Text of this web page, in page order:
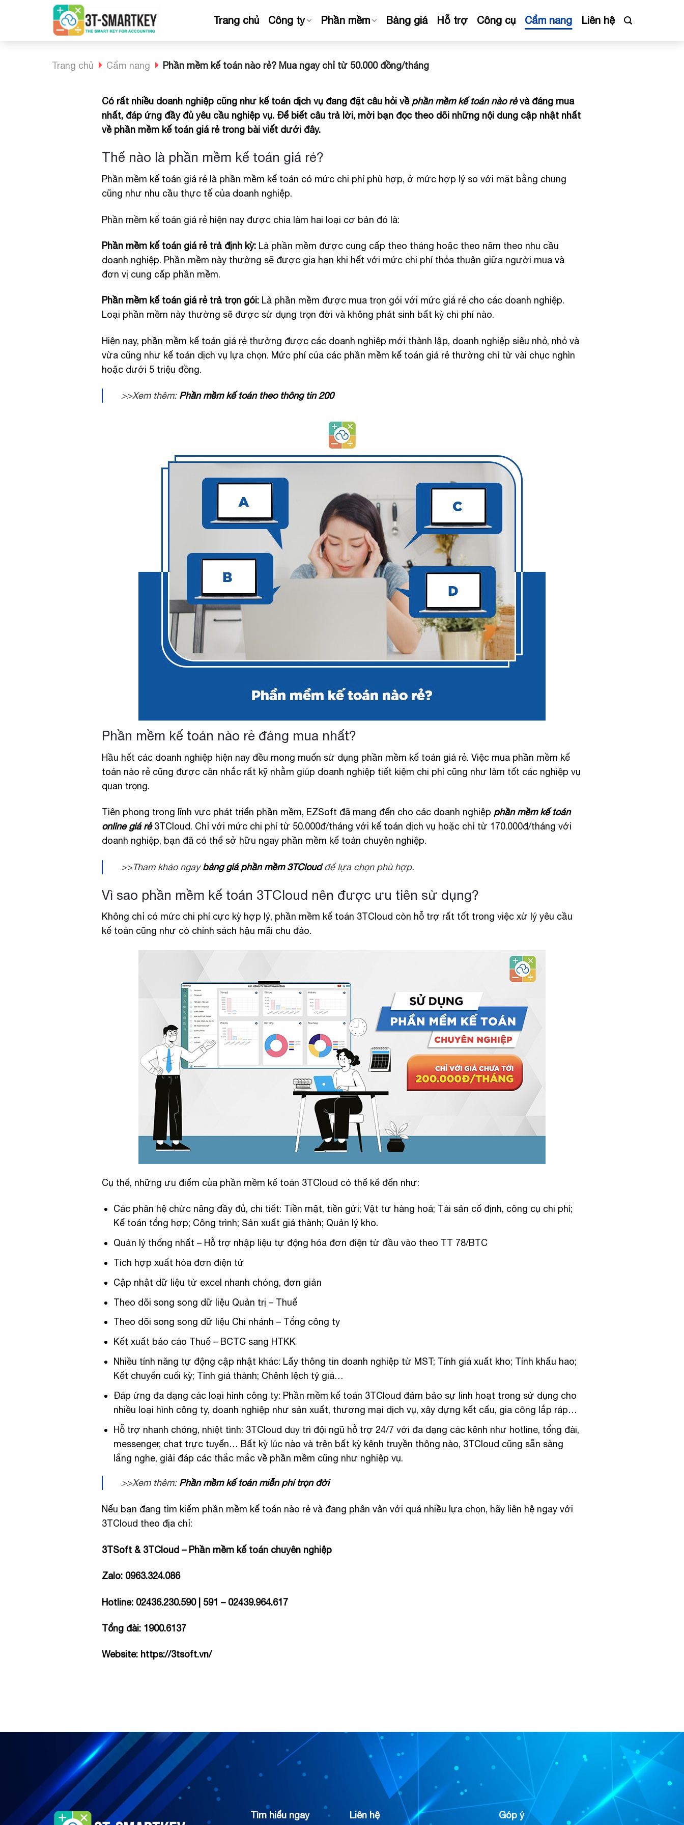
dung
Trang chủ Công ty Phần mềm Bảng giá Hỗ trợ Công cụ Cẩm nang Liên hệ
Trang chủ Cẩm nang Phần mềm kế toán nào rẻ? Mua ngay chỉ từ 50.000 đồng/tháng
Có rất nhiều doanh nghiệp cũng như kế toán dịch vụ đang đặt câu hỏi về phần mềm kế toán nào rẻvà đáng mua
nhất, đáp ứng đầy đủ yêu cầu nghiệp vụ. Để biết câu trả lời, mời bạn đọc theo dõi những nội dung cập nhật nhất
về phần mềm kế toán giá rẻ trong bài viết dưới đây.
Thế nào là phần mềm kế toán giá rẻ?
Phần mềm kế toán giá rẻ là phần mềm kế toán có mức chi phí phù hợp, ở mức hợp lý so với mặt bằng chung
cũng như nhu cầu thực tế của doanh nghiệp.
Phần mềm kế toán giá rẻ hiện nay được chia làm hai loại cơ bản đó là:
Phần mềm kế toán giá rẻ trả định kỳ:Là phần mềm được cung cấp theo tháng hoặc theo năm theo nhu cầu
doanh nghiệp. Phần mềm này thường sẽ được gia hạn khi hết với mức chi phí thỏa thuận giữa người mua và
đơn vị cung cấp phần mềm.
Phần mềm kế toán giá rẻ trả trọn gói:Là phần mềm được mua trọn gói với mức giá rẻ cho các doanh nghiệp.
Loại phần mềm này thường sẽ được sử dụng trọn đời và không phát sinh bất kỳ chi phí nào.
Hiện nay, phần mềm kế toán giá rẻ thường được các doanh nghiệp mới thành lập, doanh nghiệp siêu nhỏ, nhỏ và
vừa cũng như kế toán dịch vụ lựa chọn. Mức phí của các phần mềm kế toán giá rẻ thường chỉ từ vài chục nghìn
hoặc dưới 5 triệu đồng.
>>Xem thêm: Phần mềm kế toán theo thông tin 200
Phần mềm kế toán nào rẻ đáng mua nhất?
Hầu hết các doanh nghiệp hiện nay đều mong muốn sử dụng phần mềm kế toán giá rẻ. Việc mua phần mềm kế
toán nào rẻ cũng được cân nhắc rất kỹ nhằm giúp doanh nghiệp tiết kiệm chi phí cũng như làm tốt các nghiệp vụ
quan trọng.
Tiên phong trong lĩnh vực phát triển phần mềm, EZSoft đã mang đến cho các doanh nghiệp phần mềm kế toán
online giá rẻ3TCloud. Chỉ với mức chi phí từ 50.000đ/tháng với kế toán dịch vụ hoặc chỉ từ 170.000đ/tháng với
doanh nghiệp, bạn đã có thể sở hữu ngay phần mềm kế toán chuyên nghiệp.
>>Tham khảo ngaybảng giá phần mềm 3TCloudđể lựa chọn phù hợp.
Vì sao phần mềm kế toán 3TCloud nên được ưu tiên sử dụng?
Không chỉ có mức chi phí cực kỳ hợp lý, phần mềm kế toán 3TCloud còn hỗ trợ rất tốt trong việc xử lý yêu cầu
kế toán cũng như có chính sách hậu mãi chu đáo.
Cụ thể, những ưu điểm của phần mềm kế toán 3TCloud có thể kể đến như:
Các phân hệ chức năng đầy đủ, chi tiết: Tiền mặt, tiền gửi; Vật tư hàng hoá; Tài sản cố định, công cụ chi phí;
Kế toán tổng hợp; Công trình; Sản xuất giá thành; Quản lý kho.
Quản lý thống nhất – Hỗ trợ nhập liệu tự động hóa đơn điện tử đầu vào theo TT 78/BTC
Tích hợp xuất hóa đơn điện tử
Cập nhật dữ liệu từ excel nhanh chóng, đơn giản
Theo dõi song song dữ liệu Quản trị – Thuế
Theo dõi song song dữ liệu Chi nhánh – Tổng công ty
Kết xuất báo cáo Thuế – BCTC sang HTKK
Nhiều tính năng tự động cập nhật khác: Lấy thông tin doanh nghiệp từ MST; Tính giá xuất kho; Tính khấu hao;
Kết chuyển cuối kỳ; Tính giá thành; Chênh lệch tỷ giá…
Đáp ứng đa dạng các loại hình công ty: Phần mềm kế toán 3TCloud đảm bảo sự linh hoạt trong sử dụng cho
nhiều loại hình công ty, doanh nghiệp như sản xuất, thương mại dịch vụ, xây dựng kết cấu, gia công lắp ráp…
Hỗ trợ nhanh chóng, nhiệt tình: 3TCloud duy trì đội ngũ hỗ trợ 24/7 với đa dạng các kênh như hotline, tổng đài,
messenger, chat trực tuyến… Bất kỳ lúc nào và trên bất kỳ kênh truyền thông nào, 3TCloud cũng sẵn sàng
lắng nghe, giải đáp các thắc mắc về phần mềm cũng như nghiệp vụ.
>>Xem thêm: Phần mềm kế toán miễn phí trọn đời
Nếu bạn đang tìm kiếm phần mềm kế toán nào rẻ và đang phân vân với quá nhiều lựa chọn, hãy liên hệ ngay với
3TCloud theo địa chỉ:
3TSoft & 3TCloud – Phần mềm kế toán chuyên nghiệp
Zalo: 0963.324.086
Hotline: 02436.230.590 | 591 – 02439.964.617
Tổng đài: 1900.6137
Website: https://3tsoft.vn/
Tìm hiểu ngay Liên hệ Góp ý